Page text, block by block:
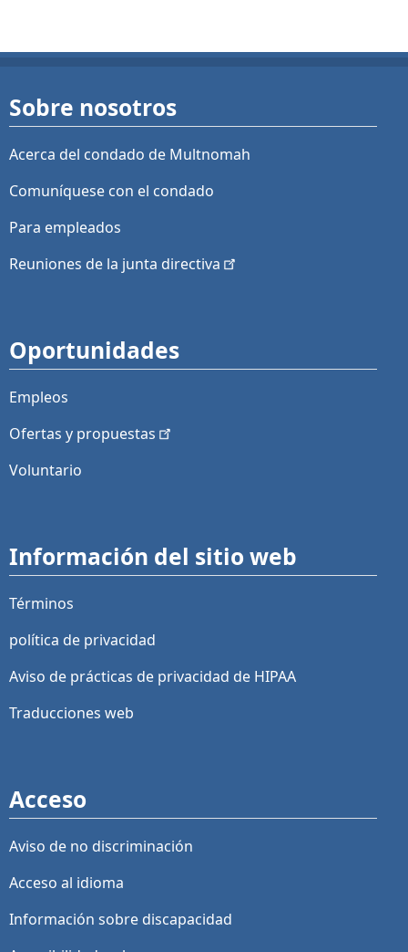
Sobre nosotros
Acerca del condado de Multnomah
Comuníquese con el condado
Para empleados
Reuniones de la junta directiva
Oportunidades
Empleos
Ofertas y propuestas
Voluntario
Información del sitio web
Términos
política de privacidad
Aviso de prácticas de privacidad de HIPAA
Traducciones web
Acceso
Aviso de no discriminación
Acceso al idioma
Información sobre discapacidad